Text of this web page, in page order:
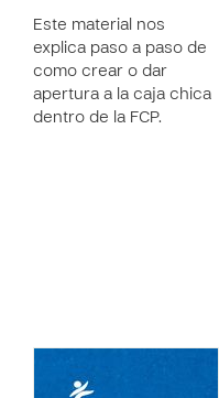
Este material nos
explica paso a paso de
como crear o dar
apertura a la caja chica
dentro de la FCP.